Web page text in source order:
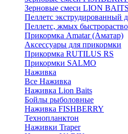
Зерновые смеси LION BAITS
Пеллетс экструдированный
Пеллетс, жмых
Прикормка Amatar (Аматар)
Аксессуары для прикормки
Прикормка RUTILUS RS
Прикормки SALMO
Наживка
Все Наживка
Наживка Lion Baits
Бойлы рыболовные
Наживка FISHBERRY
Технопланктон
Наживки Traper